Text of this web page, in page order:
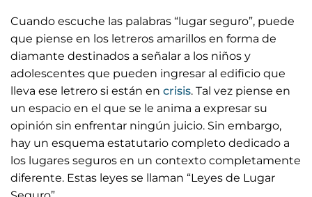
Cuando escuche las palabras “lugar seguro”, puede
que piense en los letreros amarillos en forma de
diamante destinados a señalar a los niños y
adolescentes que pueden ingresar al edificio que
lleva ese letrero si están en crisis. Tal vez piense en
un espacio en el que se le anima a expresar su
opinión sin enfrentar ningún juicio. Sin embargo,
hay un esquema estatutario completo dedicado a
los lugares seguros en un contexto completamente
diferente. Estas leyes se llaman “Leyes de Lugar